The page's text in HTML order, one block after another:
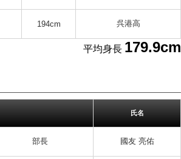
194cm 呉港高
平均身長 179.9cm
氏名
部長 國友 亮佑